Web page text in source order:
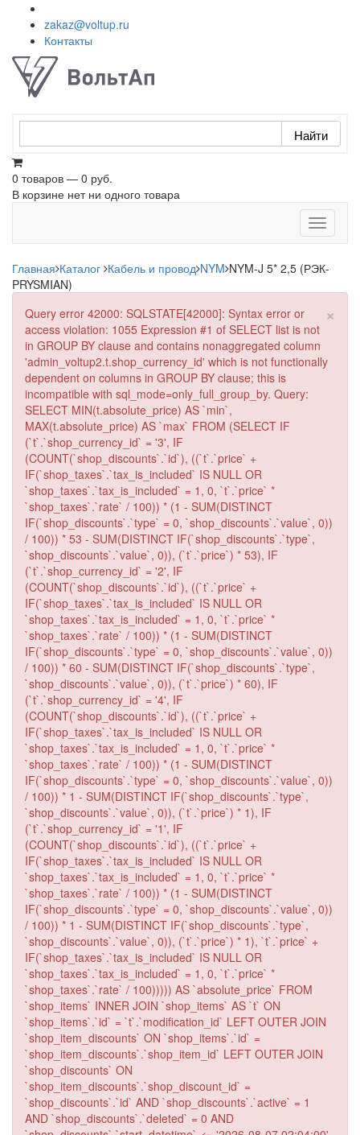
zakaz@voltup.ru
Контакты
0 товаров — 0 руб.
В корзине нет ни одного товара
Toggle
Главная Каталог Кабель и провод NYM NYM-J 5* 2,5 (РЭК-
PRYSMIAN)
×
Query error 42000: SQLSTATE[42000]: Syntax error or
access violation: 1055 Expression #1 of SELECT list is not
in GROUP BY clause and contains nonaggregated column
'admin_voltup2.t.shop_currency_id' which is not functionally
dependent on columns in GROUP BY clause; this is
incompatible with sql_mode=only_full_group_by. Query:
SELECT MIN(t.absolute_price) AS `min`,
MAX(t.absolute_price) AS `max` FROM (SELECT IF
(`t`.`shop_currency_id` = '3', IF
(COUNT(`shop_discounts`.`id`), ((`t`.`price` +
IF(`shop_taxes`.`tax_is_included` IS NULL OR
`shop_taxes`.`tax_is_included` = 1, 0, `t`.`price` *
`shop_taxes`.`rate` / 100)) * (1 - SUM(DISTINCT
IF(`shop_discounts`.`type` = 0, `shop_discounts`.`value`, 0))
/ 100)) * 53 - SUM(DISTINCT IF(`shop_discounts`.`type`,
`shop_discounts`.`value`, 0)), (`t`.`price`) * 53), IF
(`t`.`shop_currency_id` = '2', IF
(COUNT(`shop_discounts`.`id`), ((`t`.`price` +
IF(`shop_taxes`.`tax_is_included` IS NULL OR
`shop_taxes`.`tax_is_included` = 1, 0, `t`.`price` *
`shop_taxes`.`rate` / 100)) * (1 - SUM(DISTINCT
IF(`shop_discounts`.`type` = 0, `shop_discounts`.`value`, 0))
/ 100)) * 60 - SUM(DISTINCT IF(`shop_discounts`.`type`,
`shop_discounts`.`value`, 0)), (`t`.`price`) * 60), IF
(`t`.`shop_currency_id` = '4', IF
(COUNT(`shop_discounts`.`id`), ((`t`.`price` +
IF(`shop_taxes`.`tax_is_included` IS NULL OR
`shop_taxes`.`tax_is_included` = 1, 0, `t`.`price` *
`shop_taxes`.`rate` / 100)) * (1 - SUM(DISTINCT
IF(`shop_discounts`.`type` = 0, `shop_discounts`.`value`, 0))
/ 100)) * 1 - SUM(DISTINCT IF(`shop_discounts`.`type`,
`shop_discounts`.`value`, 0)), (`t`.`price`) * 1), IF
(`t`.`shop_currency_id` = '1', IF
(COUNT(`shop_discounts`.`id`), ((`t`.`price` +
IF(`shop_taxes`.`tax_is_included` IS NULL OR
`shop_taxes`.`tax_is_included` = 1, 0, `t`.`price` *
`shop_taxes`.`rate` / 100)) * (1 - SUM(DISTINCT
IF(`shop_discounts`.`type` = 0, `shop_discounts`.`value`, 0))
/ 100)) * 1 - SUM(DISTINCT IF(`shop_discounts`.`type`,
`shop_discounts`.`value`, 0)), (`t`.`price`) * 1), `t`.`price` +
IF(`shop_taxes`.`tax_is_included` IS NULL OR
`shop_taxes`.`tax_is_included` = 1, 0, `t`.`price` *
`shop_taxes`.`rate` / 100))))) AS `absolute_price` FROM
`shop_items` INNER JOIN `shop_items` AS `t` ON
`shop_items`.`id` = `t`.`modification_id` LEFT OUTER JOIN
`shop_item_discounts` ON `shop_items`.`id` =
`shop_item_discounts`.`shop_item_id` LEFT OUTER JOIN
`shop_discounts` ON
`shop_item_discounts`.`shop_discount_id` =
`shop_discounts`.`id` AND `shop_discounts`.`active` = 1
AND `shop_discounts`.`deleted` = 0 AND